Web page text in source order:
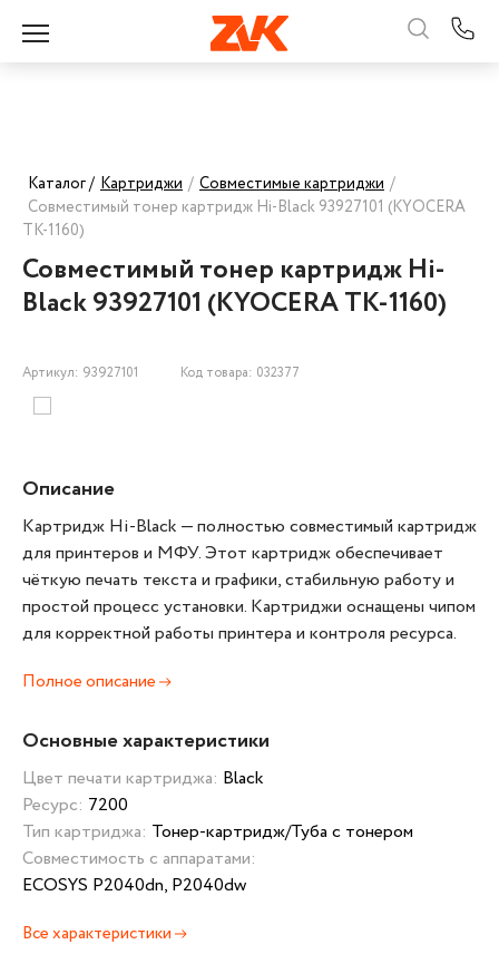
Каталог / Картриджи / Совместимые картриджи /
Совместимый тонер картридж Hi-Black 93927101 (KYOCERA
TK-1160)
Совместимый тонер картридж Hi-
Black 93927101 (KYOCERA TK-1160)
Артикул: 93927101 Код товара: 032377
Описание
Картридж Hi‑Black — полностью совместимый картридж
для принтеров и МФУ. Этот картридж обеспечивает
чёткую печать текста и графики, стабильную работу и
простой процесс установки. Картриджи оснащены чипом
для корректной работы принтера и контроля ресурса.
Полное описание
Основные характеристики
Цвет печати картриджа: Black
Ресурс: 7200
Тип картриджа: Тонер-картридж/Туба с тонером
Совместимость с аппаратами:
ECOSYS P2040dn, P2040dw
Все характеристики